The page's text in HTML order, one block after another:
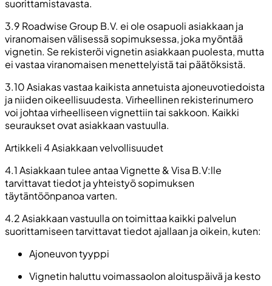
suorittamistavasta.
3.9 Roadwise Group B.V. ei ole osapuoli asiakkaan ja
viranomaisen välisessä sopimuksessa, joka myöntää
vignetin. Se rekisteröi vignetin asiakkaan puolesta, mutta
ei vastaa viranomaisen menettelyistä tai päätöksistä.
3.10 Asiakas vastaa kaikista annetuista ajoneuvotiedoista
ja niiden oikeellisuudesta. Virheellinen rekisterinumero
voi johtaa virheelliseen vignettiin tai sakkoon. Kaikki
seuraukset ovat asiakkaan vastuulla.
Artikkeli 4 Asiakkaan velvollisuudet
4.1 Asiakkaan tulee antaa Vignette & Visa B.V:lle
tarvittavat tiedot ja yhteistyö sopimuksen
täytäntöönpanoa varten.
4.2 Asiakkaan vastuulla on toimittaa kaikki palvelun
suorittamiseen tarvittavat tiedot ajallaan ja oikein, kuten:
Ajoneuvon tyyppi
Vignetin haluttu voimassaolon aloituspäivä ja kesto